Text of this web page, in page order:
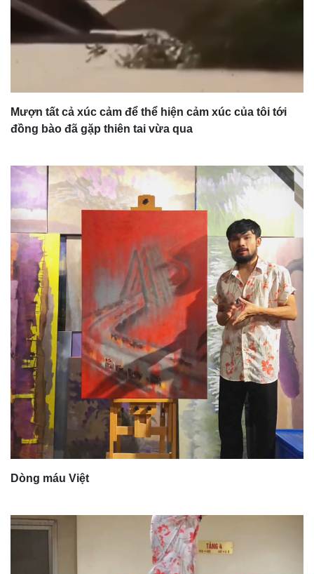
Mượn tất cả xúc cảm để thể hiện cảm xúc của tôi tới
đồng bào đã gặp thiên tai vừa qua
Dòng máu Việt